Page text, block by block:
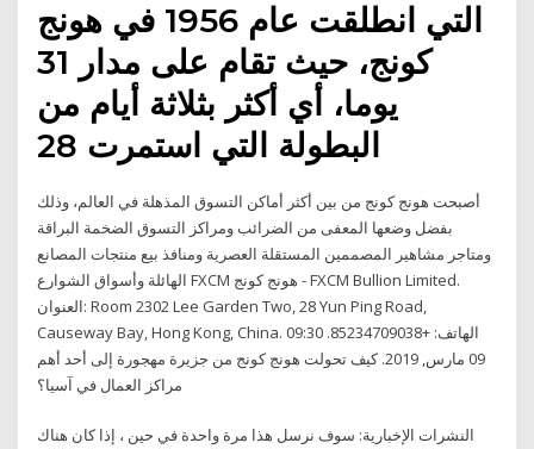
التي انطلقت عام 1956 في هونج
كونج، حيث تقام على مدار 31
يوما، أي أكثر بثلاثة أيام من
البطولة التي استمرت 28
أصبحت هونج كونج من بين أكثر أماكن التسوق المذهلة في العالم، وذلك
بفضل وضعها المعفى من الضرائب ومراكز التسوق الضخمة البراقة
ومتاجر مشاهير المصممين المستقلة العصرية ومنافذ بيع منتجات المصانع
الهائلة وأسواق الشوارع FXCM هونج كونج - FXCM Bullion Limited.
العنوان: Room 2302 Lee Garden Two, 28 Yun Ping Road,
Causeway Bay, Hong Kong, China. الهاتف: +85234709038. 09:30
09 مارس, 2019. كيف تحولت هونج كونج من جزيرة مهجورة إلى أحد أهم
مراكز العمال في آسيا؟
النشرات الإخبارية: سوف نرسل هذا مرة واحدة في حين ، إذا كان هناك